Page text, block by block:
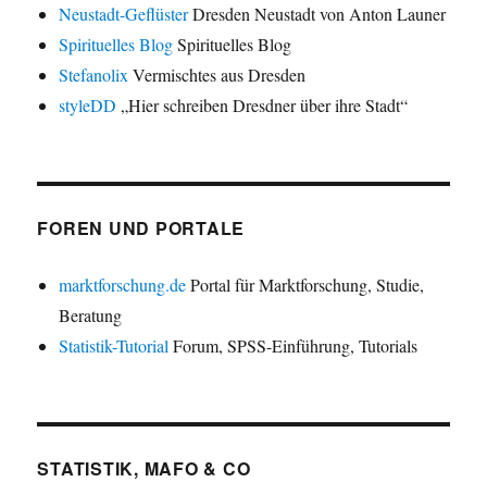
Neustadt-GeflüsterDresden Neustadt von Anton Launer
Spirituelles BlogSpirituelles Blog
Stefanolix Vermischtes aus Dresden
styleDD „Hier schreiben Dresdner über ihre Stadt“
FOREN UND PORTALE
marktforschung.dePortal für Marktforschung, Studie,
Beratung
Statistik-Tutorial Forum, SPSS-Einführung, Tutorials
STATISTIK, MAFO & CO